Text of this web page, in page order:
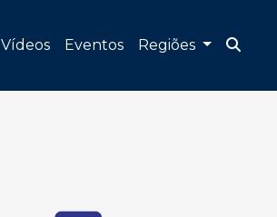
Vídeos Eventos Regiões